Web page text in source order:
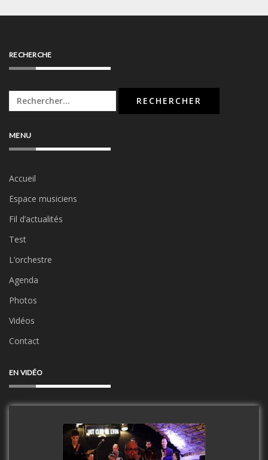
RECHERCHE
Rechercher :
MENU
Accueil
Espace musiciens
Fil d’actualités
Test
L’orchestre
Agenda
Photos
Vidéos
Contact
EN VIDÉO
Clip Only Big Band 2019